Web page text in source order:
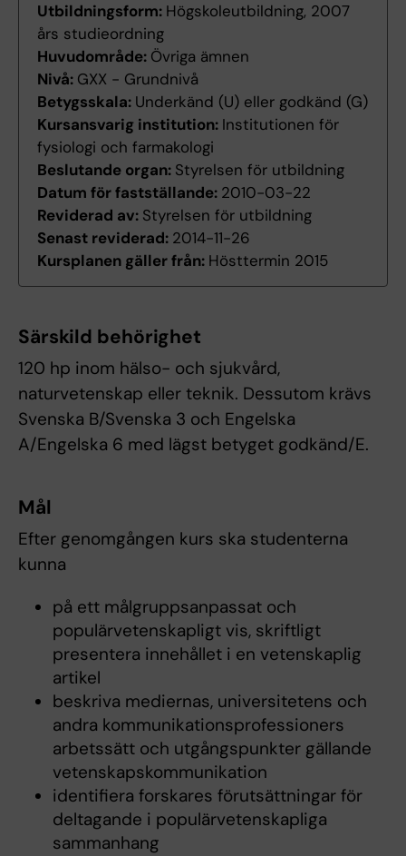
Utbildningsform: Högskoleutbildning, 2007
års studieordning
Huvudområde: Övriga ämnen
Nivå: GXX - Grundnivå
Betygsskala: Underkänd (U) eller godkänd (G)
Kursansvarig institution: Institutionen för
fysiologi och farmakologi
Beslutande organ: Styrelsen för utbildning
Datum för fastställande: 2010-03-22
Reviderad av: Styrelsen för utbildning
Senast reviderad: 2014-11-26
Kursplanen gäller från: Hösttermin 2015
Särskild behörighet
120 hp inom hälso- och sjukvård,
naturvetenskap eller teknik. Dessutom krävs
Svenska B/Svenska 3 och Engelska
A/Engelska 6 med lägst betyget godkänd/E.
Mål
Efter genomgången kurs ska studenterna
kunna
på ett målgruppsanpassat och
populärvetenskapligt vis, skriftligt
presentera innehållet i en vetenskaplig
artikel
beskriva mediernas, universitetens och
andra kommunikationsprofessioners
arbetssätt och utgångspunkter gällande
vetenskapskommunikation
identifiera forskares förutsättningar för
deltagande i populärvetenskapliga
sammanhang